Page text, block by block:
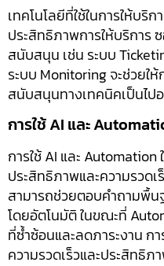
เทคโนโลยีที่ใช้ในการให้บ
ประสิทธิภาพการให้บริการ
สนับสนุน เช่น ระบบ
ระบบ Monitoring จะช่วยใ
สนับสนุนทางเทคนิคเป็นไป
การใช้ AI และ
การใช้ AI และ Automation
ประสิทธิภาพและความรวด
สามารถช่วยตอบคำถามพื้
โดยอัตโนมัติ ในขณะที่
ที่ซ้ำซ้อนและลดภาระงาน ก
ความรวดเร็วและประสิทธิภ